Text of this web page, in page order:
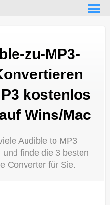
zu-MP3-
kostenlos
Wins/Mac
Audible to MP3
finde die 3 besten
Converter für Sie.